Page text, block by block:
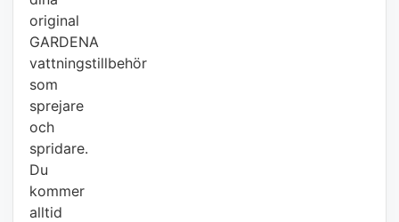
original
GARDENA
vattningstillbehör
som
sprejare
och
spridare.
Du
kommer
alltid